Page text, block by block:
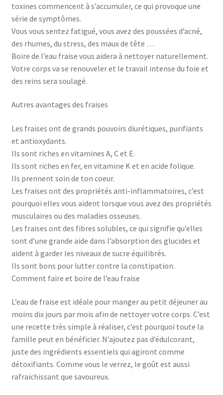
toxines commencent à s’accumuler, ce qui provoque une
série de symptômes.
Vous vous sentez fatigué, vous avez des poussées d’acné,
des rhumes, du stress, des maux de tête …
Boire de l’eau fraise vous aidera à nettoyer naturellement.
Votre corps va se renouveler et le travail intense du foie et
des reins sera soulagé.
Autres avantages des fraises
Les fraises ont de grands pouvoirs diurétiques, purifiants
et antioxydants.
Ils sont riches en vitamines A, C et E.
Ils sont riches en fer, en vitamine K et en acide folique.
Ils prennent soin de ton coeur.
Les fraises ont des propriétés anti-inflammatoires, c’est
pourquoi elles vous aident lorsque vous avez des propriétés
musculaires ou des maladies osseuses.
Les fraises ont des fibres solubles, ce qui signifie qu’elles
sont d’une grande aide dans l’absorption des glucides et
aident à garder les niveaux de sucre équilibrés.
Ils sont bons pour lutter contre la constipation.
Comment faire et boire de l’eau fraise
L’eau de fraise est idéale pour manger au petit déjeuner au
moins dix jours par mois afin de nettoyer votre corps. C’est
une recette très simple à réaliser, c’est pourquoi toute la
famille peut en bénéficier. N’ajoutez pas d’édulcorant,
juste des ingrédients essentiels qui agiront comme
détoxifiants. Comme vous le verrez, le goût est aussi
rafraichissant que savoureux.